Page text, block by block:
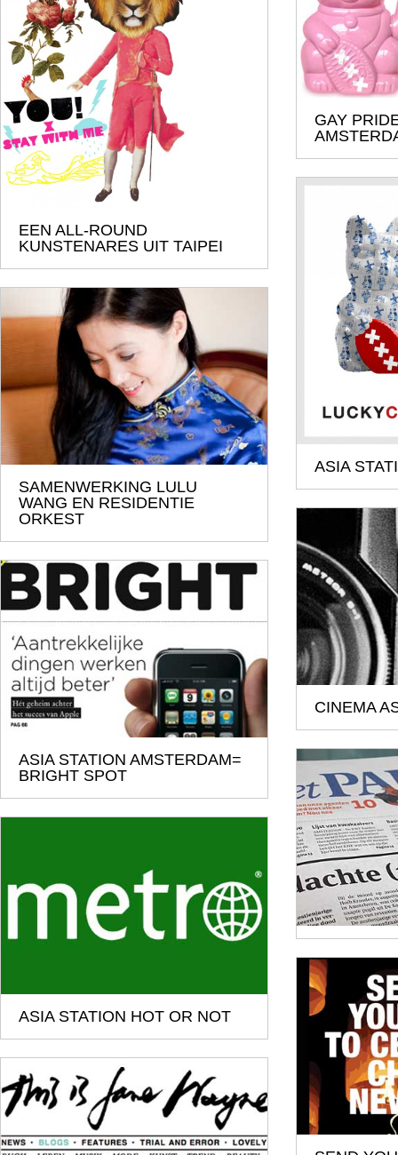
GAY
EEN ALL-ROUND
KUNSTENARES UIT TAIPEI
ASIA
SAMENWERKING LULU
WANG EN RESIDENTIE
ORKEST
CINEMA
ASIA STATION AMSTERDAM=
BRIGHT SPOT
ASIA STATION HOT OR NOT